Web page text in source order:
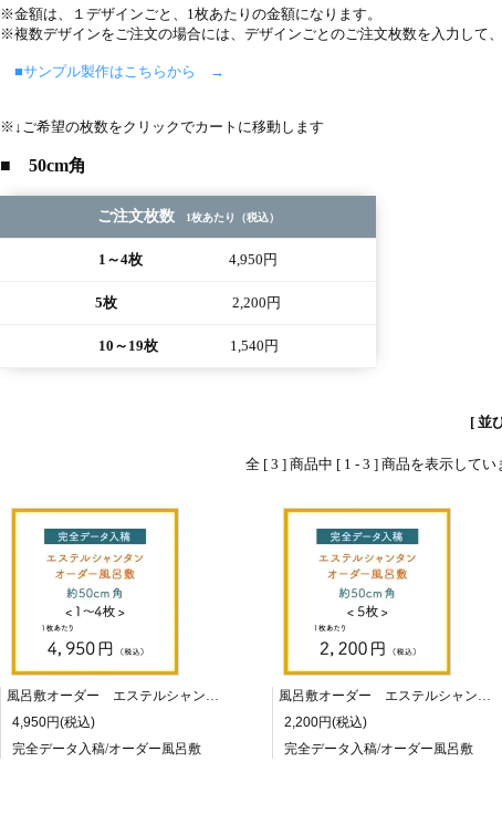
※金額は、１デザインごと、1枚あたりの金額になります。
※複数デザインをご注文の場合には、デザインごとのご注文枚数を入力して
■サンプル製作はこちらから →
※↓ご希望の枚数をクリックでカートに移動します
■ 50cm角
ご注文枚数1枚あたり（税込）
1～4枚 4,950円
5枚 2,200円
10～19枚1,540円
[ 並
全 [ 3 ] 商品中 [ 1 - 3 ] 商品を表示してい
風呂敷オーダー エステルシャンタン 50cm角/1～4枚
4,950円(税込)
完全データ入稿/オーダー風呂敷
風呂敷オーダー エステルシャンタン 50cm角/5枚
2,200円(税込)
完全データ入稿/オーダー風呂敷